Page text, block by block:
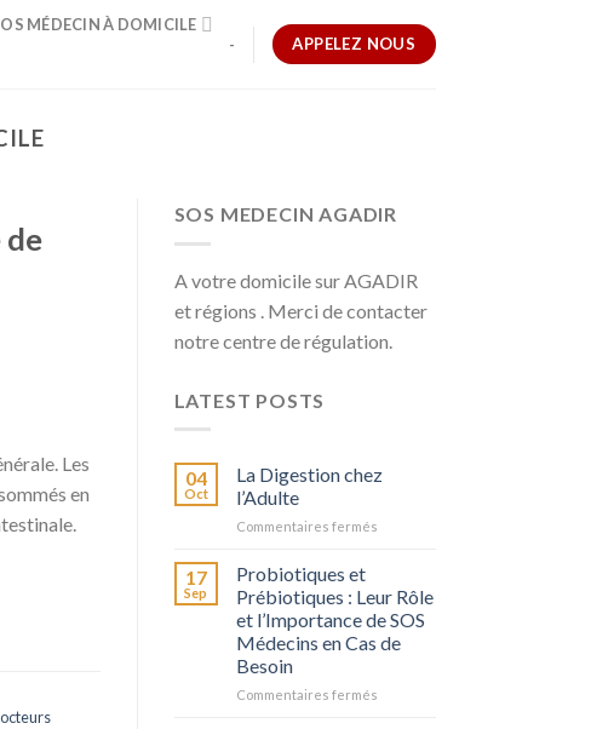
MÉDECIN À DOMICILE
- APPELEZ NOUS
de
Les
en
SOS MEDECIN AGADIR
A votre domicile sur AGADIR
et régions . Merci de contacter
notre centre de régulation.
LATEST POSTS
04
Oct
La Digestion chez
l’Adulte
Commentaires fermés
chez
l’Adulte
17
Sep
Probiotiques et
Prébiotiques : Leur Rôle
et l’Importance de SOS
Médecins en Cas de
Besoin
Commentaires fermés